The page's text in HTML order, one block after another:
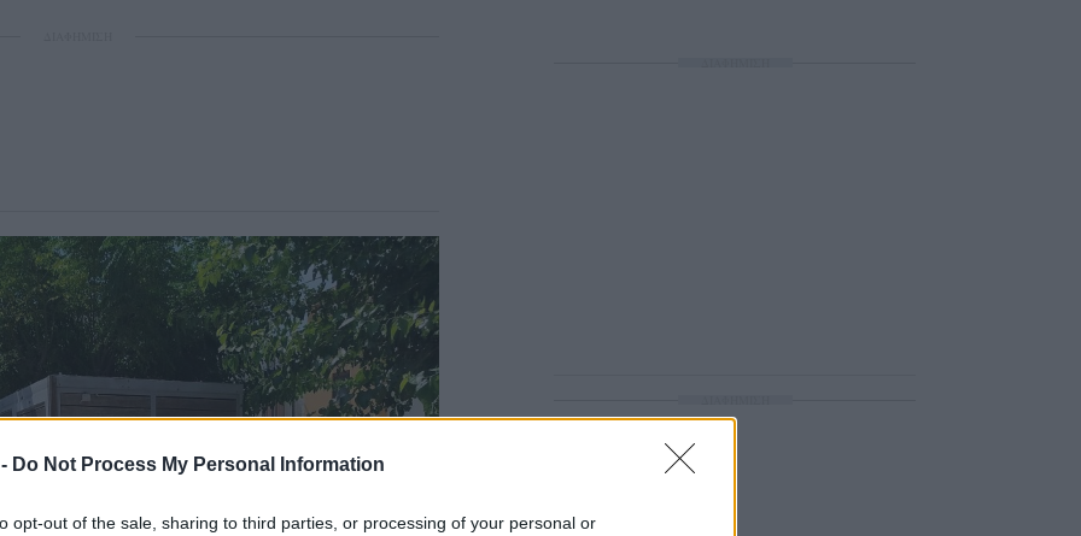
Do Not Process My Personal Information
opt-out of the sale, sharing to third parties, or processing of your personal or